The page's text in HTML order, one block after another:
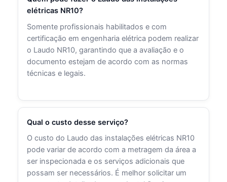
elétricas NR10?
Somente profissionais habilitados e com
certificação em engenharia elétrica podem realizar
o Laudo NR10, garantindo que a avaliação e o
documento estejam de acordo com as normas
técnicas e legais.
Qual o custo desse serviço?
O custo do Laudo das instalações elétricas NR10
pode variar de acordo com a metragem da área a
ser inspecionada e os serviços adicionais que
possam ser necessários. É melhor solicitar um